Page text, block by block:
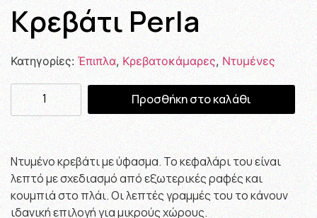
Κρεβάτι Perla
Κατηγορίες:Έπιπλα, Κρεβατοκάμαρες,Ντυμένες
Προσθήκη στο καλάθι
Ντυμένο κρεβάτι με ύφασμα. Το κεφαλάρι του είναι
λεπτό με σχεδιασμό από εξωτερικές ραφές και
κουμπιά στο πλάι. Οι λεπτές γραμμές του το κάνουν
ιδανική επιλογή για μικρούς χώρους.